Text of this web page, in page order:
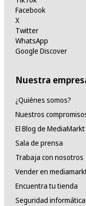
Facebook
X
Twitter
WhatsApp
Google Discover
Nuestra
¿Quiénes somos?
Nuestros
El Blog de MediaMarkt
Sala de prensa
Trabaja con nosotros
Vender en
Encuentra tu tienda
Seguridad informática